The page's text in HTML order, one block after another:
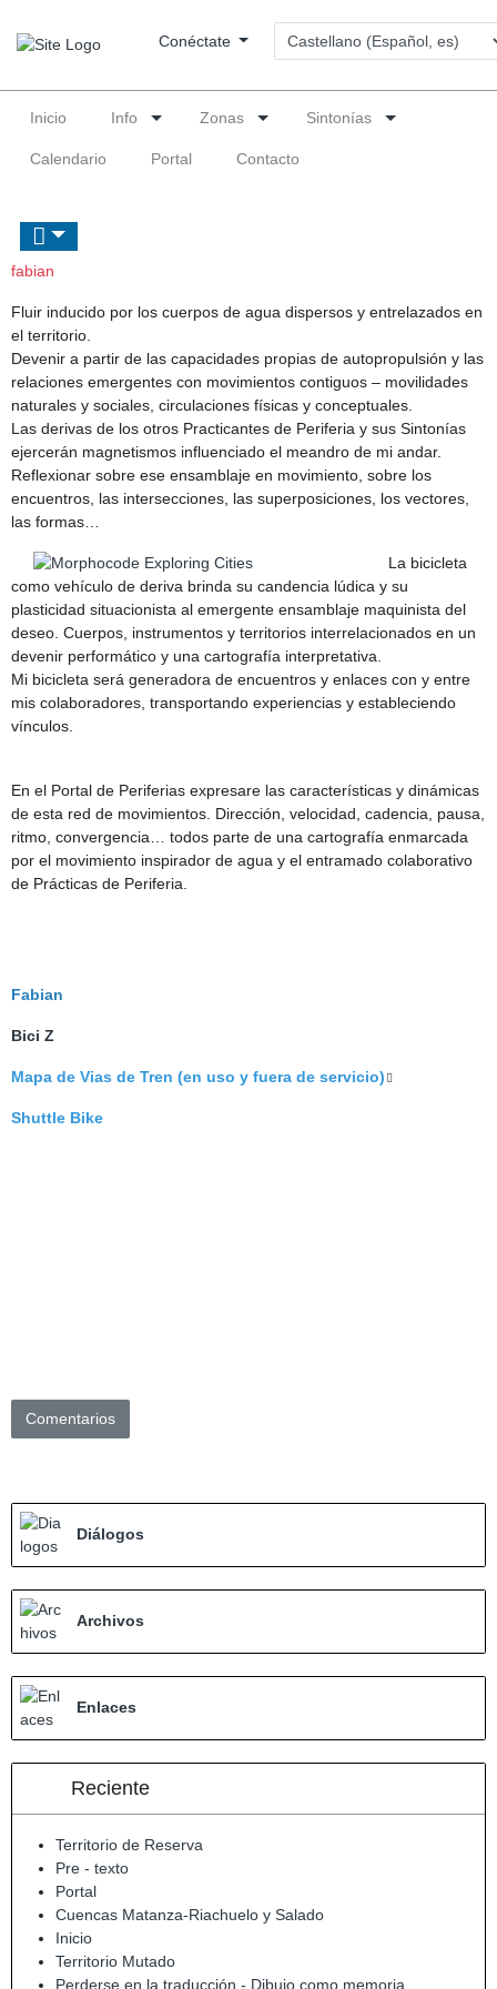
Conéctate
Inicio Info Zonas Sintonías
Calendario Portal Contacto
fabian
Fluir inducido por los cuerpos de agua dispersos y entrelazados en
el territorio.
Devenir a partir de las capacidades propias de autopropulsión y las
relaciones emergentes con movimientos contiguos – movilidades
naturales y sociales, circulaciones físicas y conceptuales.
Las derivas de los otros Practicantes de Periferia y sus Sintonías
ejercerán magnetismos influenciado el meandro de mi andar.
Reflexionar sobre ese ensamblaje en movimiento, sobre los
encuentros, las intersecciones, las superposiciones, los vectores,
las formas…
La bicicleta
como vehículo de deriva brinda su candencia lúdica y su
plasticidad situacionista al emergente ensamblaje maquinista del
deseo. Cuerpos, instrumentos y territorios interrelacionados en un
devenir performático y una cartografía interpretativa.
Mi bicicleta será generadora de encuentros y enlaces con y entre
mis colaboradores, transportando experiencias y estableciendo
vínculos.
En el Portal de Periferias expresare las características y dinámicas
de esta red de movimientos. Dirección, velocidad, cadencia, pausa,
ritmo, convergencia… todos parte de una cartografía enmarcada
por el movimiento inspirador de agua y el entramado colaborativo
de Prácticas de Periferia.
Fabian
Bici Z
Mapa de Vias de Tren (en uso y fuera de servicio)
Shuttle Bike
Comentarios
Diálogos
Archivos
Enlaces
Reciente
Territorio de Reserva
Pre - texto
Portal
Cuencas Matanza-Riachuelo y Salado
Inicio
Territorio Mutado
Perderse en la traducción - Dibujo como memoria